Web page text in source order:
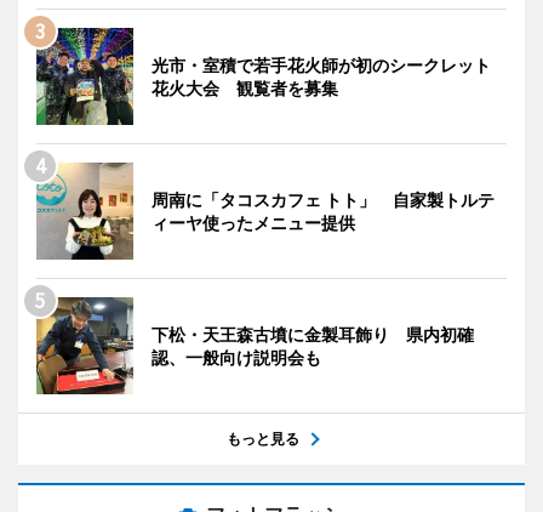
光市・室積で若手花火師が初のシークレット
花火大会 観覧者を募集
周南に「タコスカフェ トト」 自家製トルテ
ィーヤ使ったメニュー提供
下松・天王森古墳に金製耳飾り 県内初確
認、一般向け説明会も
もっと見る